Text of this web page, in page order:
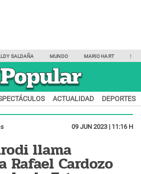
SALDAÑA MUNDO MARIO HART
ACTUALIDAD DEPORTES
09 JUN 2023 | 11:16 H
llama
Rafael Cardozo